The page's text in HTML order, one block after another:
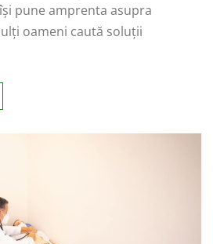
pune amprenta asupra
oameni caută soluții